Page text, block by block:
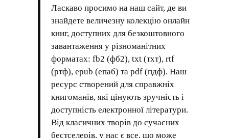
Ласкаво просимо на наш сайт, де ви
знайдете величезну колекцію онлайн
книг, доступних для безкоштовного
завантаження у різноманітних
форматах: fb2 (фб2), txt (тхт), rtf
(ртф), epub (епаб) та pdf (пдф). Наш
ресурс створений для справжніх
книгоманів, які цінують зручність і
доступність електронної літератури.
Від класичних творів до сучасних
бестселерів, у нас є все, що може